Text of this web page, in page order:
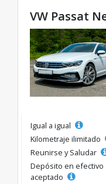
VW Passat
Igual a igual
Kilometraje ilimitado
Reunirse y Saludar
Depósito en efectivo
aceptado